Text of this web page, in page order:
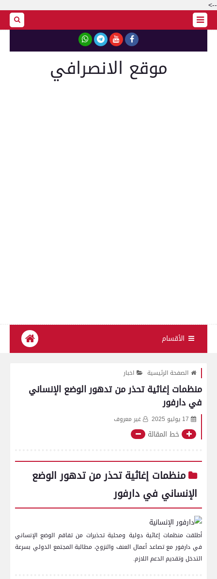
-->
موقع الانصرافي
الأقسام
الصفحة الرئيسية اخبار
منظمات إغاثية تحذر من تدهور الوضع الإنساني
في دارفور
17 يوليو 2025 غير معروف
خط المقالة
منظمات إغاثية تحذر من تدهور الوضع
الإنساني في دارفور
أطلقت منظمات إغاثية دولية ومحلية تحذيرات من تفاقم الوضع الإنساني
في دارفور مع تصاعد أعمال العنف والنزوح، مطالبة المجتمع الدولي بسرعة
التدخل وتقديم الدعم اللازم.